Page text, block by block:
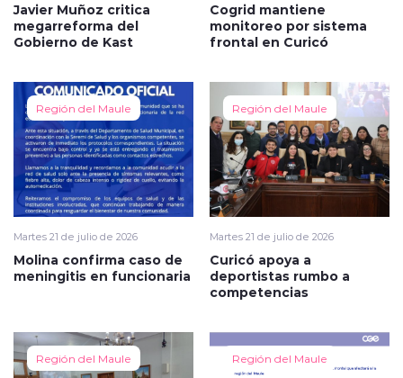
Javier Muñoz critica
megarreforma del
Gobierno de Kast
Cogrid mantiene
monitoreo por sistema
frontal en Curicó
Región del Maule
Martes 21 de julio de 2026
Molina confirma caso de
meningitis en funcionaria
Región del Maule
Martes 21 de julio de 2026
Curicó apoya a
deportistas rumbo a
competencias
Región del Maule Región del Maule